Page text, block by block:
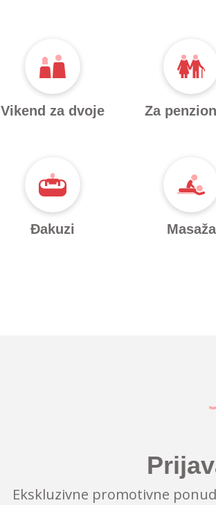
Vikend za dvoje Za
Đakuzi Masaža
Ekskluzivne promotivne